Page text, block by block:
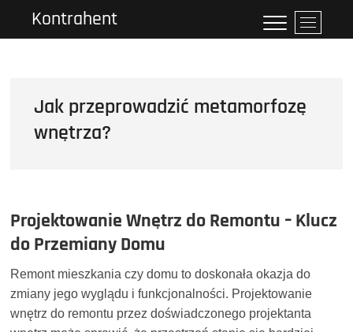
treści
Kontrahent
P
r
i
u
Jak przeprowadzić metamorfozę
wnętrza?
Projektowanie Wnętrz do Remontu – Klucz
do Przemiany Domu
Remont mieszkania czy domu to doskonała okazja do
zmiany jego wyglądu i funkcjonalności. Projektowanie
wnętrz do remontu przez doświadczonego projektanta